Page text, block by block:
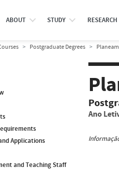
ABOUT STUDY RESEARCH
Postgraduate Degrees
Applications
and Teaching Staff
Ano